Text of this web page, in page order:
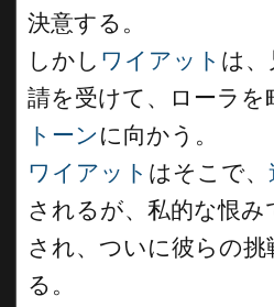
決意する。
しかし ワイアット は
請を受けて、ローラを
トーン に向かう。
ワイアット はそこで、
されるが、私的な恨み
され、ついに彼らの挑
る。